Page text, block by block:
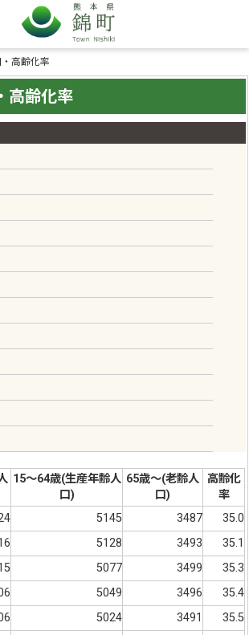
高齢化率
高齢化率
15～64歳(生産年齢人
口)
65歳～(老齢人
口)
高齢化
率
5145 3487
35.0
5128 3493
35.1
5077 3499
35.3
5049 3496
35.4
5024 3491
35.5